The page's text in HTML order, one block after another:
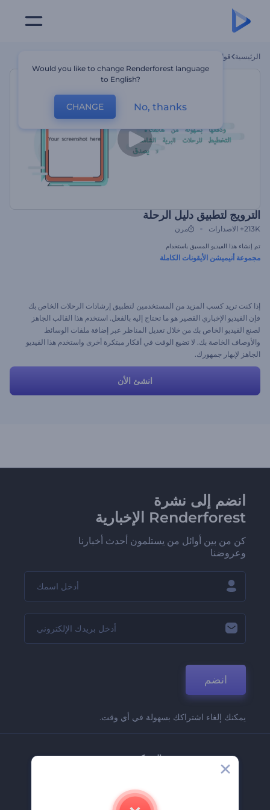
الرئيسية قوالب
الترويج لتطبيق دليل الرحلة
213K+ الاصدارات مرن
تم إنشاء هذا الفيديو المسبق باستخدام
مجموعة أنيميشن الأيقونات الكاملة
إذا كنت تريد كسب المزيد من المستخدمين لتطبيق إرشادات الرحلات الخاص بك
فإن الفيديو الإخباري القصير هو ما تحتاج إليه بالفعل. استخدم هذا القالب الجاهز
لصنع الفيديو الخاص بك من خلال تعديل المناظر عبر إضافة ملفات الوسائط
والأوصاف الخاصة بك. لا تضيع الوقت في أفكار مبتكرة أخرى واستخدم هذا الفيديو
الجاهز لإبهار جمهورك.
انشئ الأن
انضم إلى نشرة
Renderforest الإخبارية
كن من بين أوائل من يستلمون أحدث أخبارنا
وعروضنا
انضم
يمكنك إلغاء اشتراكك بسهولة في أي وقت.
الشركة
اتصل بنا
Would you like to change Renderforest language
to English?
CHANGE No, thanks